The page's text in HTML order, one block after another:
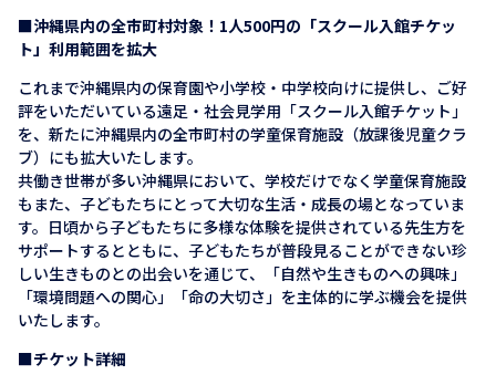
■沖縄県内の全市町村対象！1人500円の「スクール入館チケッ
ト」利用範囲を拡大
これまで沖縄県内の保育園や小学校・中学校向けに提供し、ご好
評をいただいている遠足・社会見学用「スクール入館チケット」
を、新たに沖縄県内の全市町村の学童保育施設（放課後児童クラ
ブ）にも拡大いたします。
共働き世帯が多い沖縄県において、学校だけでなく学童保育施設
もまた、子どもたちにとって大切な生活・成長の場となっていま
す。日頃から子どもたちに多様な体験を提供されている先生方を
サポートするとともに、子どもたちが普段見ることができない珍
しい生きものとの出会いを通じて、「自然や生きものへの興味」
「環境問題への関心」「命の大切さ」を主体的に学ぶ機会を提供
いたします。
■チケット詳細